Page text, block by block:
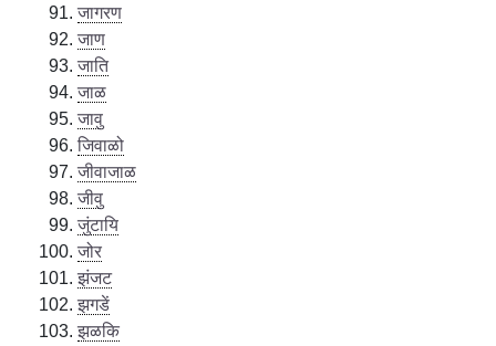
जागरण
जाण
जाति
जाळ
जावु
जिवाळो
जीवाजाळ
जीवु
जुंटायि
जोर
झंजट
झगडें
झळकि